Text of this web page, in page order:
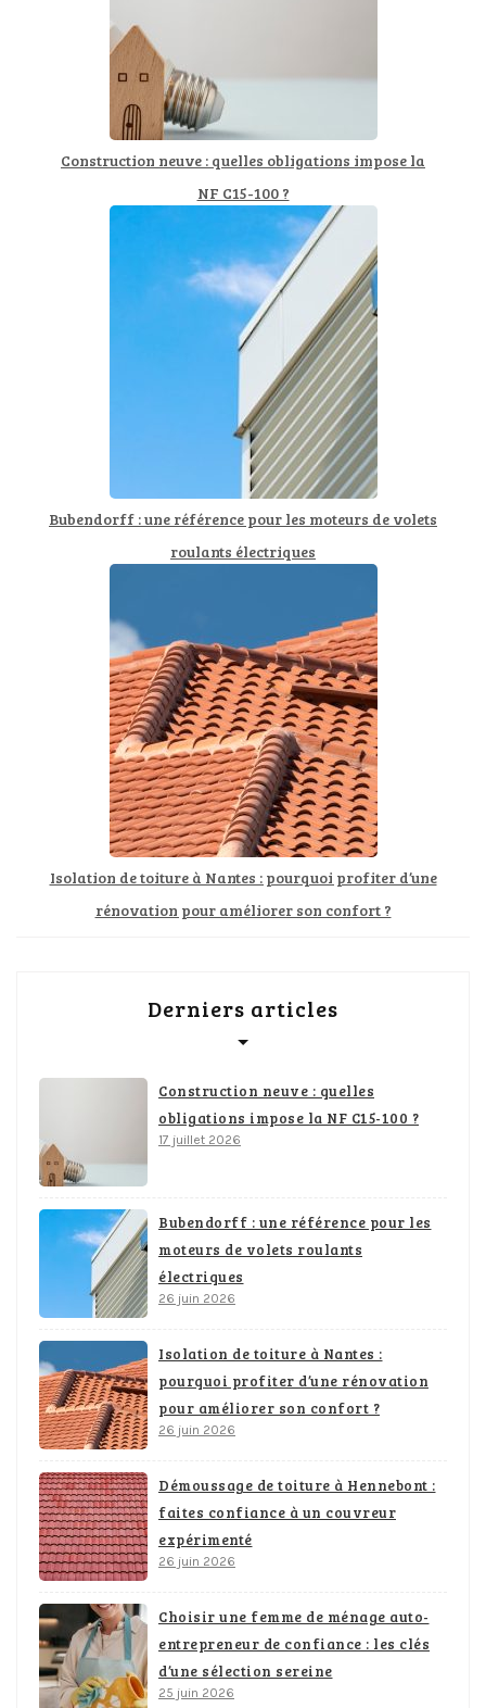
Construction neuve : quelles obligations impose la
NF C15-100 ?
Bubendorff : une référence pour les moteurs de volets
roulants électriques
Isolation de toiture à Nantes : pourquoi profiter d’une
rénovation pour améliorer son confort ?
Derniers articles
Construction neuve : quelles
obligations impose la NF C15-100 ?
17 juillet 2026
Bubendorff : une référence pour les
moteurs de volets roulants
électriques
26 juin 2026
Isolation de toiture à Nantes :
pourquoi profiter d’une rénovation
pour améliorer son confort ?
26 juin 2026
Démoussage de toiture à Hennebont :
faites confiance à un couvreur
expérimenté
26 juin 2026
Choisir une femme de ménage auto-
entrepreneur de confiance : les clés
d’une sélection sereine
25 juin 2026